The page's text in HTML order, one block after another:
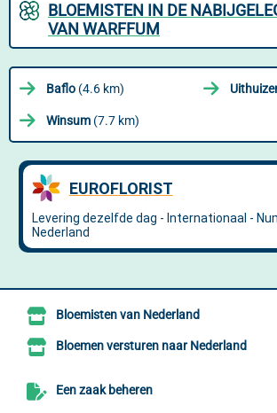
BLOEMISTEN IN DE
VAN WARFFUM
Baflo (4.6 km)
Winsum (7.7 km)
Bloemisten van Nederland
Bloemen versturen naar Nederland
Een zaak beheren